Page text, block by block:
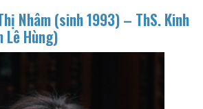
Nhâm (sinh 1993) – ThS. Kinh
Lê Hùng)